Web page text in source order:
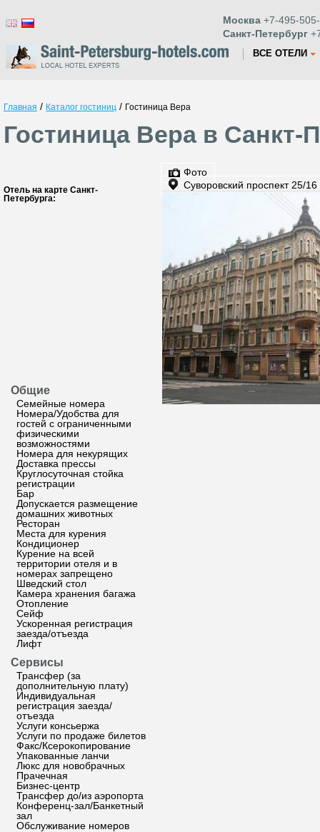
Москва +7-495-
Санкт-Петербург
ВСЕ ОТЕЛИ
Главная / Каталог гостиниц / Гостиница Вера
Гостиница Вера в Санкт-
Отель на карте Санкт-
Петербурга:
Общие
Семейные номера
Номера/Удобства для
гостей с ограниченными
физическими
возможностями
Номера для некурящих
Доставка прессы
Круглосуточная стойка
регистрации
Бар
Допускается размещение
домашних животных
Ресторан
Места для курения
Кондиционер
Курение на всей
территории отеля и в
номерах запрещено
Шведский стол
Камера хранения багажа
Отопление
Сейф
Ускоренная регистрация
заезда/отъезда
Лифт
Сервисы
Трансфер (за
дополнительную плату)
Индивидуальная
регистрация заезда/
отъезда
Услуги консьержа
Услуги по продаже билетов
Факс/Ксерокопирование
Упакованные ланчи
Люкс для новобрачных
Прачечная
Бизнес-центр
Трансфер до/из аэропорта
Конференц-зал/Банкетный
зал
Обслуживание номеров
Фото
Суворовский проспект 25/16